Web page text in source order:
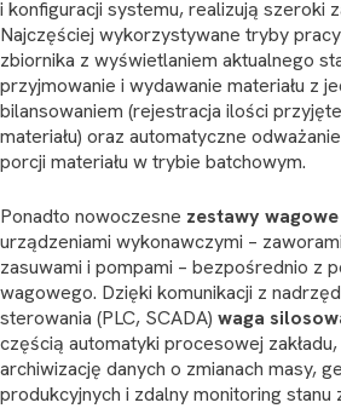
i konfiguracji systemu, realizują szeroki
Najczęściej wykorzystywane tryby
zbiornika z wyświetlaniem aktualnego
przyjmowanie i wydawanie materiału z
bilansowaniem (rejestracja ilości
materiału) oraz automatyczne
porcji materiału w trybie batchowym.
Ponadto nowoczesne zestawy wagowe
urządzeniami wykonawczymi –
zasuwami i pompami – bezpośrednio z
wagowego. Dzięki komunikacji z
sterowania (PLC, SCADA) waga
częścią automatyki procesowej
archiwizację danych o zmianach masy,
produkcyjnych i zdalny monitoring stanu